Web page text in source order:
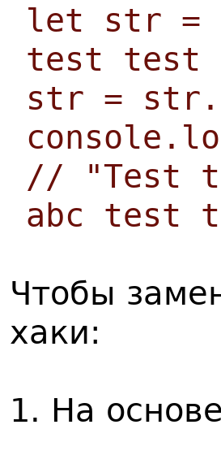
let str =
test test
str =
// "Test
abc test
Чтобы
хаки:
1. На